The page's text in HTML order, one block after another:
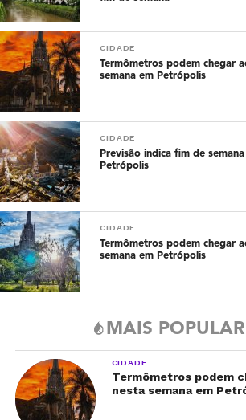
CIDADE
Termômetros podem chegar
semana em Petrópolis
CIDADE
Previsão indica fim de
Petrópolis
CIDADE
Termômetros podem chegar
semana em Petrópolis
MAIS
CIDADE
Termômetros podem
nesta semana em